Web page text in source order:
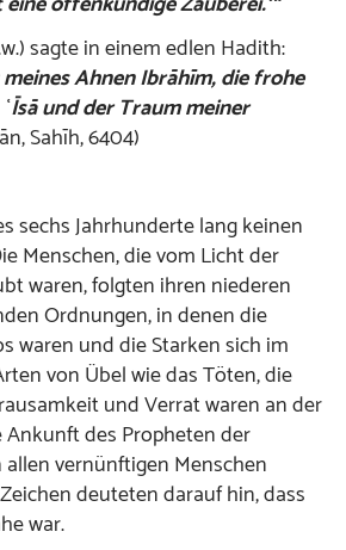
sagte in einem edlen Hadith:
Ahnen Ibrāhīm, die frohe
und der Traum meiner
Sahīh, 6404)
sechs Jahrhunderte lang keinen
Menschen, die vom Licht der
waren, folgten ihren niederen
Ordnungen, in denen die
waren und die Starken sich im
von Übel wie das Töten, die
und Verrat waren an der
des Propheten der
vernünftigen Menschen
deuteten darauf hin, dass
war.